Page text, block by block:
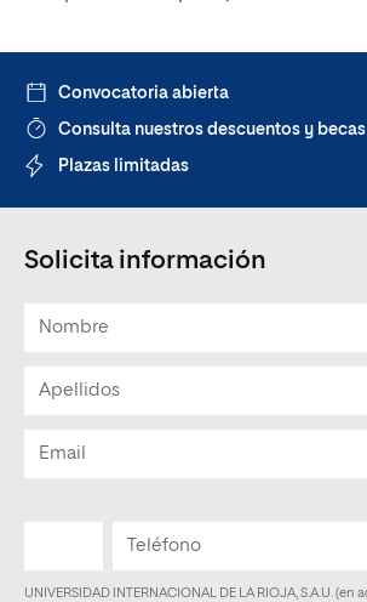
Convocatoria abierta
Consulta nuestros descuentos y becas
Plazas limitadas
Solicita información